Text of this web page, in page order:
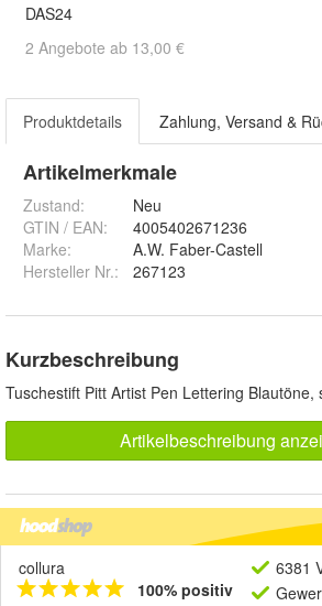
DAS24
2 Angebote ab 13,00 €
Produktdetails Zahlung, Versand &
Artikelmerkmale
Zustand:
Neu
GTIN / EAN:
4005402671236
Marke:
A.W. Faber-Castell
Hersteller Nr.:
267123
Kurzbeschreibung
Tuschestift Pitt Artist Pen Lettering Blautöne,
Artikelbeschreibung
collura
100% positiv
6381